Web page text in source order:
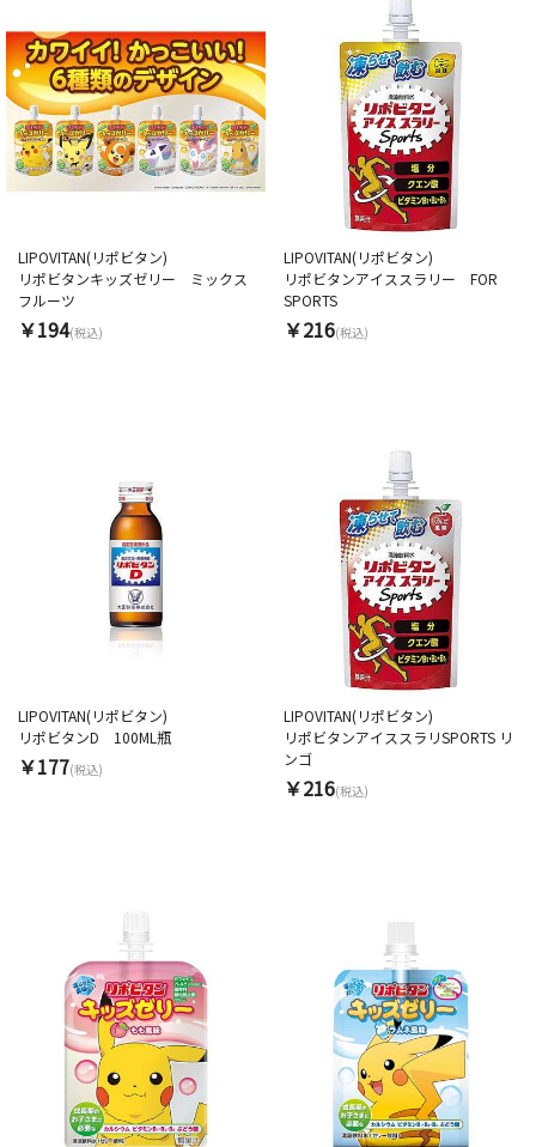
LIPOVITAN(リポビタン)
リポビタンキッズゼリー ミックス
フルーツ
￥194(税込)
LIPOVITAN(リポビタン)
リポビタンアイススラリー FOR
SPORTS
￥216(税込)
LIPOVITAN(リポビタン)
リポビタンD 100ML瓶
￥177(税込)
LIPOVITAN(リポビタン)
リポビタンアイススラリSPORTS リ
ンゴ
￥216(税込)